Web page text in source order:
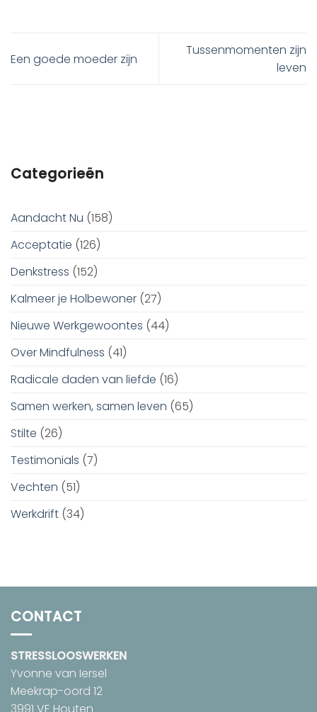
Een goede moeder zijn
Tussenmomenten zijn
leven
Categorieën
Aandacht Nu (158)
Acceptatie (126)
Denkstress (152)
Kalmeer je Holbewoner (27)
Nieuwe Werkgewoontes (44)
Over Mindfulness (41)
Radicale daden van liefde (16)
Samen werken, samen leven (65)
Stilte (26)
Testimonials (7)
Vechten (51)
Werkdrift (34)
CONTACT
STRESSLOOSWERKEN
Yvonne van Iersel
Meekrap-oord 12